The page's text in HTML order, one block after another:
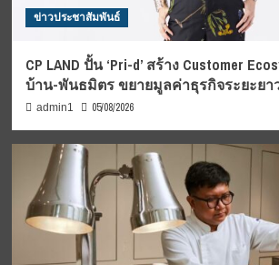
ข่าวประชาสัมพันธ์
CP LAND ปั้น ‘Pri-d’ สร้าง Customer
บ้าน-พันธมิตร ขยายมูลค่าธุรกิจระยะยา
admin1 05/08/2026